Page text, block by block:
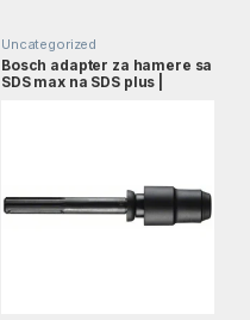
Uncategorized
Bosch adapter za hamere sa
SDS max na SDS plus |